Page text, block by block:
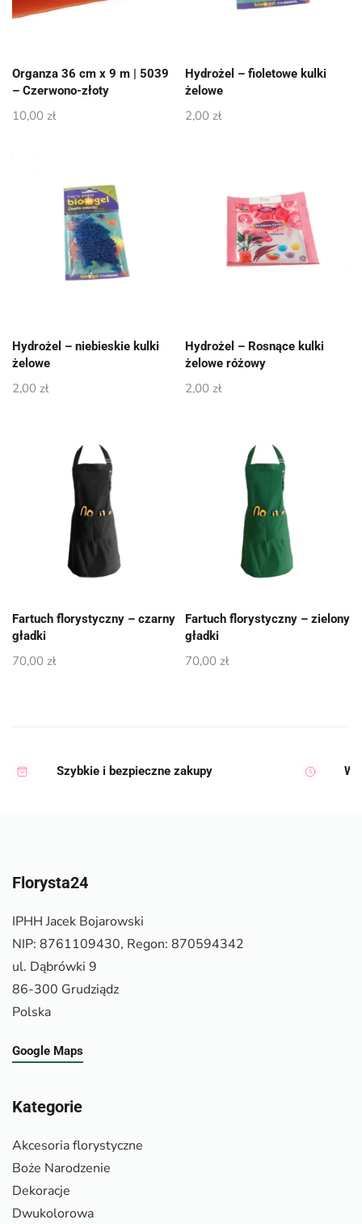
Organza 36 cm x 9 m | 5039
– Czerwono-złoty
10,00 zł
Hydrożel – fioletowe kulki
żelowe
2,00 zł
Hydrożel – niebieskie kulki
żelowe
2,00 zł
Hydrożel – Rosnące kulki
żelowe różowy
2,00 zł
Fartuch florystyczny – czarny
gładki
70,00 zł
Fartuch florystyczny – zielony
gładki
70,00 zł
Szybkie i bezpieczne zakupy
Florysta24
IPHH Jacek Bojarowski
NIP: 8761109430, Regon: 870594342
ul. Dąbrówki 9
86-300 Grudziądz
Polska
Google Maps
Kategorie
Akcesoria florystyczne
Boże Narodzenie
Dekoracje
Dwukolorowa